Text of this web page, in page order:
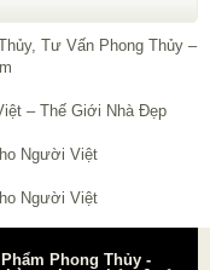
Phong Thủy -